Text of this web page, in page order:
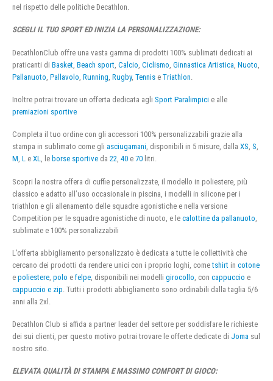
nel rispetto delle politiche Decathlon.
SCEGLI IL TUO SPORT ED INIZIA LA PERSONALIZZAZIONE:
DecathlonClub offre una vasta gamma di prodotti 100% sublimati dedicati ai
praticanti di Basket Beach sport Calcio Ciclismo Ginnastica Artistica Nuoto
Pallanuoto Pallavolo Running Rugby, Tennis e Triathlon
Inoltre potrai trovare un offerta dedicata agli Sport Paralimpici e alle
premiazioni sportive
Completa il tuo ordine con gli accessori 100% personalizzabili grazie alla
stampa in sublimato come gli asciugamani, disponibili in 5 misure, dalla XS, S,
M, L e XL, le borse sportive da 22, 40 e 70 litri.
Scopri la nostra offera di cuffie personalizzate, il modello in poliestere, più
classico e adatto all’uso occasionale in piscina, i modelli in silicone per i
triathlon e gli allenamento delle squadre agonistiche e nella versione
Competition per le squadre agonistiche di nuoto, e le calottine da pallanuoto
sublimate e 100% personalizzabili
L’offerta abbigliamento personalizzato è dedicata a tutte le collettività che
cercano dei prodotti da rendere unici con i proprio loghi, cometshirt in cotone
e poliestere polo e felpe , disponibili nei modelli girocollo , con cappuccio e
cappuccio e zip . Tutti i prodotti abbigliamento sono ordinabili dalla taglia 5/6
anni alla 2xl.
Decathlon Club si affida a partner leader del settore per soddisfare le richieste
dei sui clienti, per questo motivo potrai trovare le offerte dedicate di Joma sul
nostro sito.
ELEVATA QUALITÀ DI STAMPA E MASSIMO COMFORT DI GIOCO: